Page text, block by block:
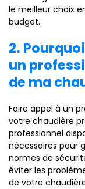
le meilleur choix
budget.
2.
un
de ma
Faire appel à un
votre chaudière
professionnel
nécessaires pour
normes de
éviter les
de votre